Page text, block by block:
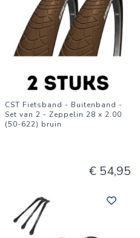
CST Fietsband - Buitenband -
Set van 2 - Zeppelin 28 x 2.00
(50-622) bruin
€ 54,95